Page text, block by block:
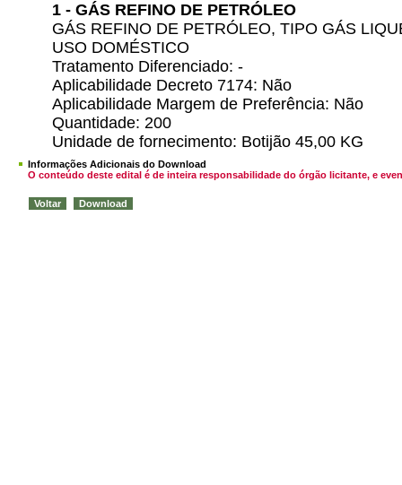
1 - GÁS REFINO DE PETRÓLEO
GÁS REFINO DE PETRÓLEO, TIPO GÁS
USO DOMÉSTICO
Tratamento Diferenciado: -
Aplicabilidade Decreto 7174: Não
Aplicabilidade Margem de Preferência: Não
Quantidade: 200
Unidade de fornecimento: Botijão 45,00 KG
Informações Adicionais do Download
O conteúdo deste edital é de inteira responsabilidade do órgão licitante, e